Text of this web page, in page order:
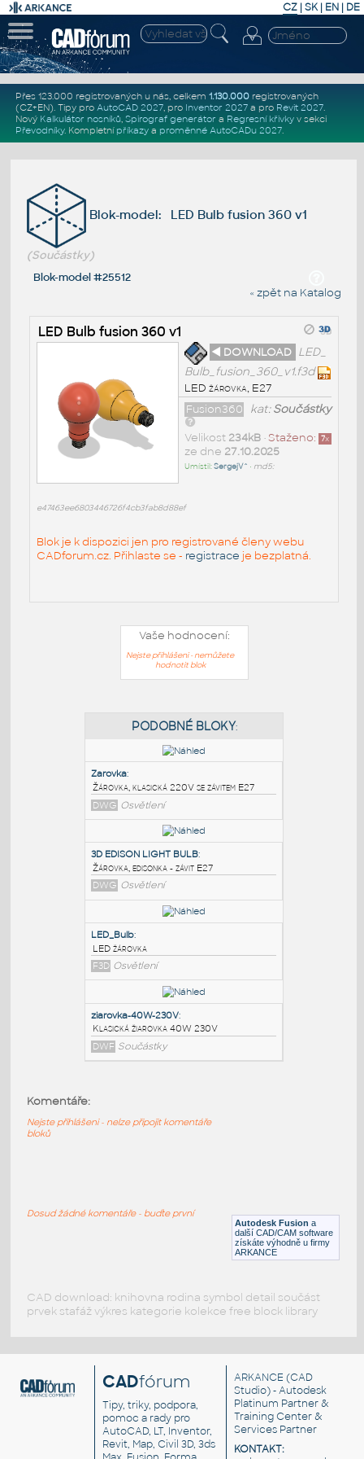
CZ | SK| EN | DE
Přes 123.000 registrovaných u nás, celkem 1.130.000registrovaných
(CZ+EN). Tipy pro AutoCAD 2027, pro Inventor 2027a pro Revit 2027.
Nový Kalkulátor nosníků, Spirograf generátor a Regresní křivkyv sekci
Převodníky. Kompletní příkazya proměnné AutoCADu 2027.
Blok-model: LED Bulb fusion 360 v1
(Součástky)
Blok-model #25512
« zpět na Katalog
LED Bulb fusion 360 v1
◄ DOWNLOAD LED_
Bulb_fusion_360_v1.f3d
LED žárovka, E27
kat:Součástky
Fusion360
Staženo: 7x
Velikost 234kB•
ze dne 27.10.2025
Umístil:SergejV^ • md5:
e47463ee6803446726f4cb3fab8d88ef
Blok je k dispozici jen pro registrované členy webu
CADforum.cz. Přihlaste se - registrace je bezplatná.
Vaše hodnocení:
Nejste přihlášeni - nemůžete
hodnotit blok
PODOBNÉ BLOKY
Žárovka, klasická 220V se závitem E27
DWG Osvětlení
3D EDISON LIGHT BULB:
Žárovka, edisonka - závit E27
DWG Osvětlení
LED žárovka
Klasická žiarovka 40W 230V
Autodesk Fusion a
další CAD/CAM software
získáte výhodně u firmy
ARKANCE
Komentáře:
Nejste přihlášeni - nelze připojit komentáře
bloků
Dosud žádné komentáře - buďte první
CAD download: knihovna rodina symbol detail součást
prvek stafáž výkres kategorie kolekce free block library
CADfórum
Tipy, triky, podpora,
pomoc a rady pro
AutoCAD, LT, Inventor,
Revit, Map, Civil 3D, 3ds
ARKANCE (CAD
Studio) - Autodesk
Platinum Partner &
Training Center &
Services Partner
KONTAKT: